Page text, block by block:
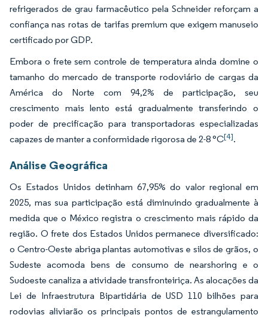
refrigerados de grau farmacêutico pela Schneider reforçam a
confiança nas rotas de tarifas premium que exigem manuseio
certificado por GDP.
Embora o frete sem controle de temperatura ainda domine o
tamanho do mercado de transporte rodoviário de cargas da
América do Norte com 94,2% de participação, seu
crescimento mais lento está gradualmente transferindo o
poder de precificação para transportadoras especializadas
capazes de manter a conformidade rigorosa de 2-8 °C[4].
Análise Geográfica
Os Estados Unidos detinham 67,95% do valor regional em
2025, mas sua participação está diminuindo gradualmente à
medida que o México registra o crescimento mais rápido da
região. O frete dos Estados Unidos permanece diversificado:
o Centro-Oeste abriga plantas automotivas e silos de grãos, o
Sudeste acomoda bens de consumo de nearshoring e o
Sudoeste canaliza a atividade transfronteiriça. As alocações da
Lei de Infraestrutura Bipartidária de USD 110 bilhões para
rodovias aliviarão os principais pontos de estrangulamento